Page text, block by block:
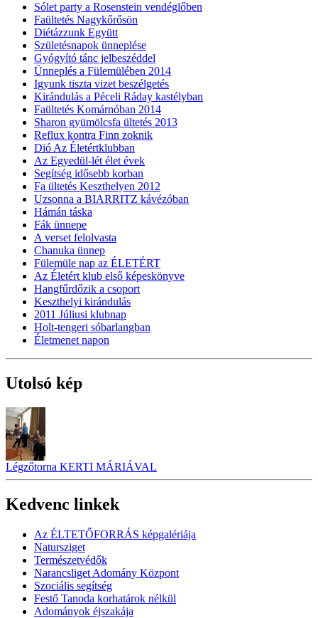
Sólet party a Rosenstein vendéglőben
Faültetés Nagykőrősön
Diétázzunk Együtt
Születésnapok ünneplése
Gyógyító tánc jelbeszéddel
Ünneplés a Fülemülében 2014
Igyunk tiszta vizet beszélgetés
Kirándulás a Péceli Ráday kastélyban
Faültetés Komárnóban 2014
Sharon gyümölcsfa ültetés 2013
Reflux kontra Finn zoknik
Dió Az Életértklubban
Az Egyedül-lét élet évek
Segítség idősebb korban
Fa ültetés Keszthelyen 2012
Uzsonna a BIARRITZ kávézóban
Hámán táska
Fák ünnepe
A verset felolvasta
Chanuka ünnep
Fülemüle nap az ÉLETÉRT
Az Életért klub első képeskönyve
Hangfűrdőzik a csoport
Keszthelyi kirándulás
2011 Júliusi klubnap
Holt-tengeri sóbarlangban
Életmenet napon
Utolsó kép
Légzőtorna KERTI MÁRIÁVAL
Kedvenc linkek
Az ÉLTETŐFORRÁS képgalériája
Natursziget
Természetvédők
Narancsliget Adomány Központ
Szociális segítség
Festő Tanoda korhatárok nélkül
Adományok éjszakája